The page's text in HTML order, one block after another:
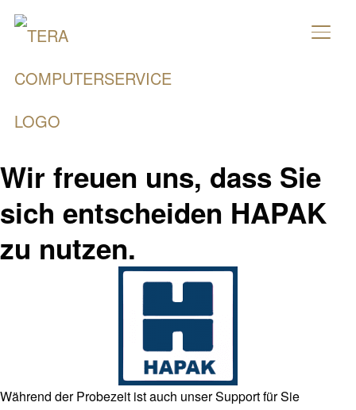
Wir freuen uns, dass Sie
sich entscheiden HAPAK
zu nutzen.
Während der Probezeit ist auch unser Support für Sie